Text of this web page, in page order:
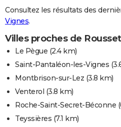
Consultez les résultats des
Vignes.
Villes proches de
Le Pègue (2.4 km)
Saint-Pantaléon-les-Vignes
Montbrison-sur-Lez (3.8 km)
Venterol (3.8 km)
Roche-Saint-Secret-Béconne
Teyssières (7.1 km)